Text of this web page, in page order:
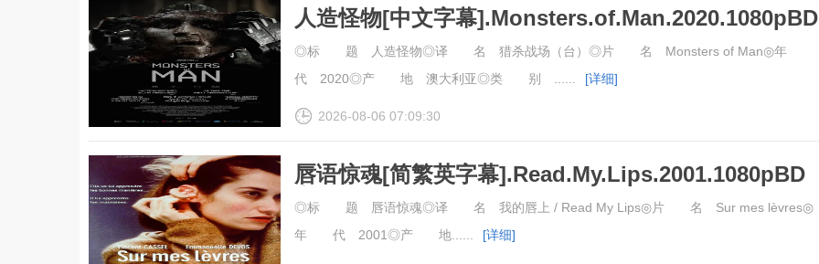
人造怪物[中文字幕].Monsters.of.Man.2020.1080pBD
高清
◎标 题 人造怪物◎译 名 猎杀战场（台）◎片 名 Monsters of Man◎年
代 2020◎产 地 澳大利亚◎类 别 ......
[详细]
2026-08-06 07:09:30
唇语惊魂[简繁英字幕].Read.My.Lips.2001.1080pBD
高清
◎标 题 唇语惊魂◎译 名 我的唇上 / Read My Lips◎片 名 Sur mes lèvres◎
年 代 2001◎产 地......
[详细]